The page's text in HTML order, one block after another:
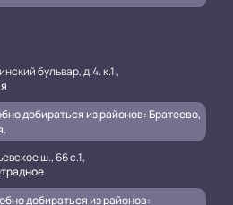
бульвар, д.4. к.1 ,
добираться из районов: Братеево,
ш., 66 с.1,
добираться из районов: